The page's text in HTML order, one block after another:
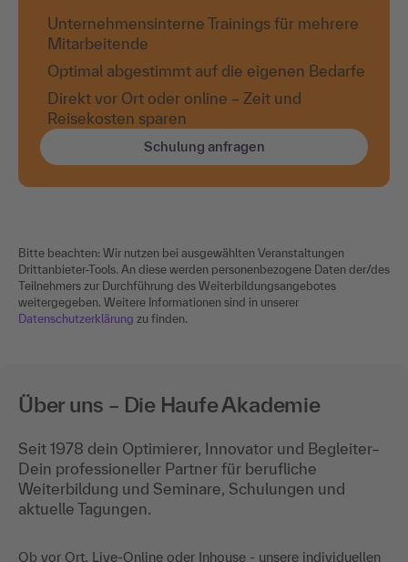
Unternehmensinterne Trainings für mehrere
Mitarbeitende
Optimal abgestimmt auf die eigenen Bedarfe
Direkt vor Ort oder online – Zeit und
Reisekosten sparen
Schulung anfragen
Bitte beachten: Wir nutzen bei ausgewählten Veranstaltungen
Drittanbieter-Tools. An diese werden personenbezogene Daten der/des
Teilnehmers zur Durchführung des Weiterbildungsangebotes
weitergegeben. Weitere Informationen sind in unserer
Datenschutzerklärung zu finden.
Über uns – Die Haufe Akademie
Seit 1978 dein Optimierer, Innovator und Begleiter–
Dein professioneller Partner für berufliche
Weiterbildung und Seminare, Schulungen und
aktuelle Tagungen.
Ob vor Ort, Live-Online oder Inhouse - unsere individuellen